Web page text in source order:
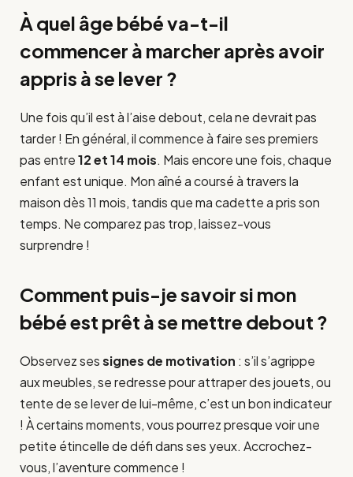
À quel âge bébé va-t-il
commencer à marcher après avoir
appris à se lever ?
Une fois qu’il est à l’aise debout, cela ne devrait pas
tarder ! En général, il commence à faire ses premiers
pas entre12 et 14 mois. Mais encore une fois, chaque
enfant est unique. Mon aîné a coursé à travers la
maison dès 11 mois, tandis que ma cadette a pris son
temps. Ne comparez pas trop, laissez-vous
surprendre !
Comment puis-je savoir si mon
bébé est prêt à se mettre debout ?
Observez sessignes de motivation : s’il s’agrippe
aux meubles, se redresse pour attraper des jouets, ou
tente de se lever de lui-même, c’est un bon indicateur
! À certains moments, vous pourrez presque voir une
petite étincelle de défi dans ses yeux. Accrochez-
vous, l’aventure commence !